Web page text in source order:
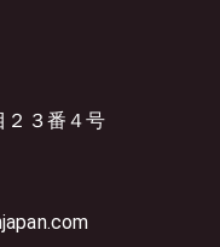
２３番４号